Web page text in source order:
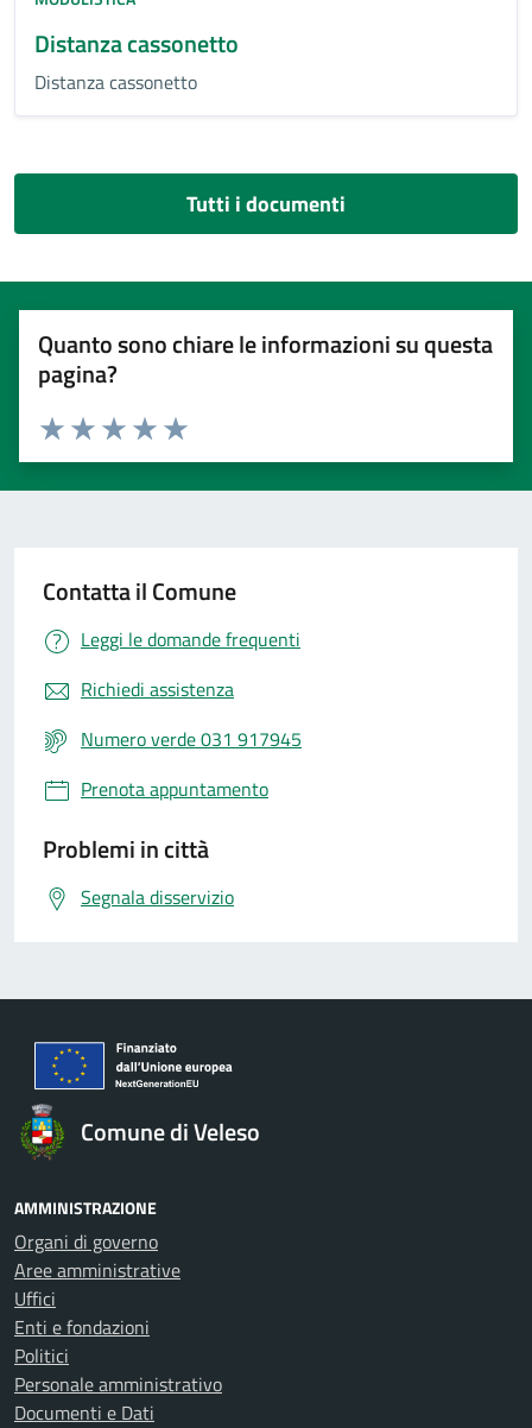
Distanza cassonetto
Distanza cassonetto
Tutti i documenti
Quanto sono chiare le informazioni su questa
pagina?
Valuta 5 stelle su 5
Valuta 4 stelle su 5
Valuta 3 stelle su 5
Valuta 2 stelle su 5
Valuta 1 stelle su 5
Contatta il Comune
Leggi le domande frequenti
Richiedi assistenza
Numero verde 031 917945
Prenota appuntamento
Problemi in città
Segnala disservizio
Comune di Veleso
AMMINISTRAZIONE
Organi di governo
Aree amministrative
Uffici
Enti e fondazioni
Politici
Personale amministrativo
Documenti e Dati